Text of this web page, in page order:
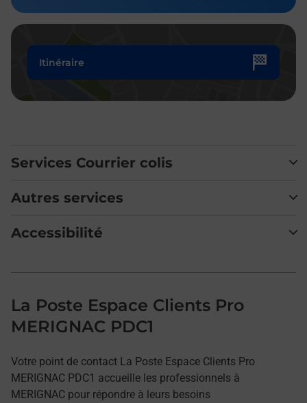
Itinéraire
Services Courrier colis
Autres services
Accessibilité
La Poste Espace Clients Pro
MERIGNAC PDC1
Votre point de contact La Poste Espace Clients Pro
MERIGNAC PDC1 accueille les professionnels à
MERIGNAC pour répondre à leurs besoins